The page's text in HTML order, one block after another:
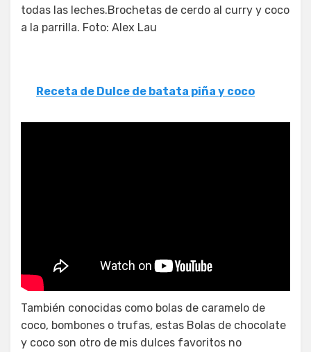
todas las leches.Brochetas de cerdo al curry y coco
a la parrilla. Foto: Alex Lau
Receta de Dulce de batata piña y coco
condensada
También conocidas como bolas de caramelo de
coco, bombones o trufas, estas Bolas de chocolate
y coco son otro de mis dulces favoritos no